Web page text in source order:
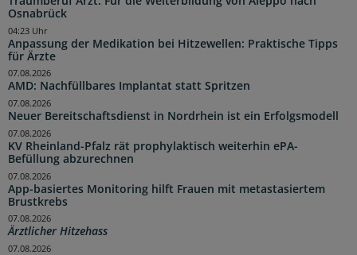
Osnabrück
Anpassung der Medikation bei Hitzewellen: Praktische Tipps
für Ärzte
04:23 Uhr
AMD: Nachfüllbares Implantat statt Spritzen
07.08.2026
Neuer Bereitschaftsdienst in Nordrhein ist ein Erfolgsmodell
07.08.2026
KV Rheinland-Pfalz rät prophylaktisch weiterhin ePA-
Befüllung abzurechnen
07.08.2026
App-basiertes Monitoring hilft Frauen mit metastasiertem
Brustkrebs
07.08.2026
Ärztlicher Hitzehass
07.08.2026
07.08.2026